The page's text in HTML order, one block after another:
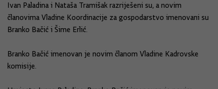
Ivan Paladina i Nataša Tramišak razriješeni su, a novim
članovima Vladine Koordinacije za gospodarstvo imenovani su
Branko Bačić i Šime Erlić.
Branko Bačić imenovan je novim članom Vladine Kadrovske
komisije.